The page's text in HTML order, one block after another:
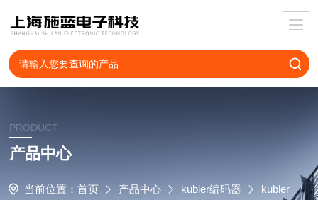
PRODUCT
产品中心
当前位置： 首页 产品中心 kubler编码器
kubler